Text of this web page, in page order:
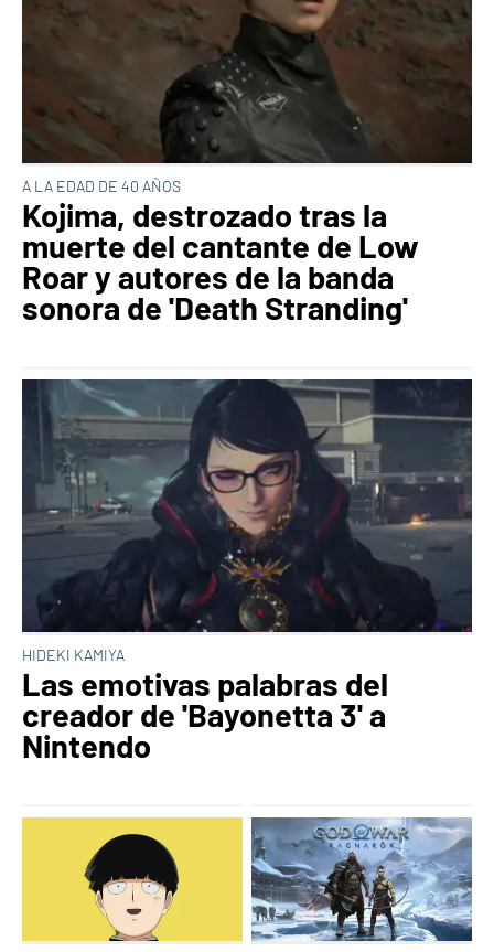
A LA EDAD DE 40 AÑOS
Kojima, destrozado tras la
muerte del cantante de Low
Roar y autores de la banda
sonora de 'Death Stranding'
HIDEKI KAMIYA
Las emotivas palabras del
creador de 'Bayonetta 3' a
Nintendo